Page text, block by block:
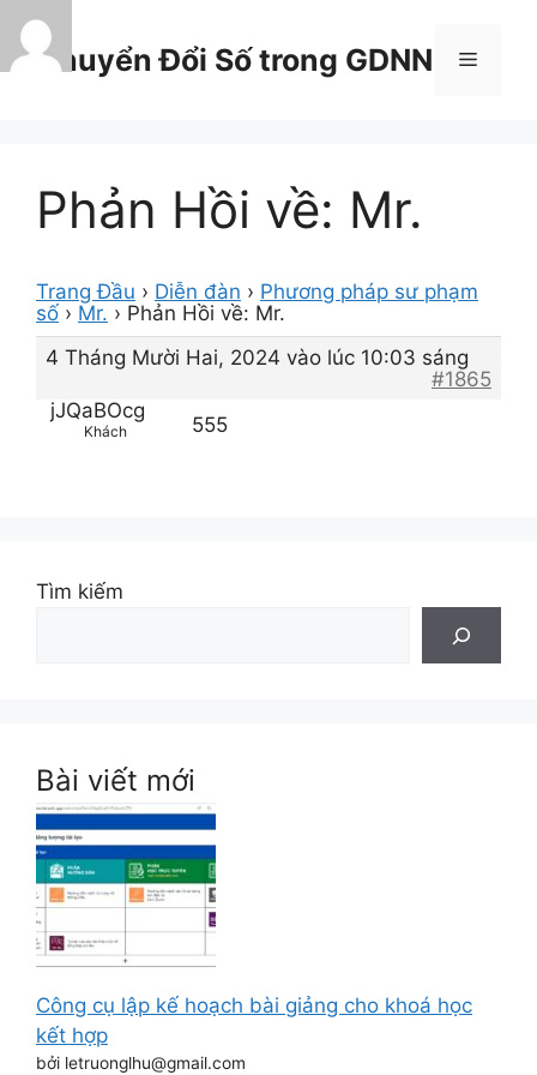
Chuyển
đến
nội
Chuyển Đổi Số trong GDNN Menu
Phản Hồi về: Mr.
Trang Đầu › Diễn đàn › Phương pháp sư phạm
số › Mr. › Phản Hồi về: Mr.
4 Tháng Mười Hai, 2024 vào lúc 10:03 sáng
#1865
jJQaBOcg
Khách 555
Tìm kiếm
Bài viết mới
Công cụ lập kế hoạch bài giảng cho khoá học
kết hợp
bởi letruonglhu@gmail.com